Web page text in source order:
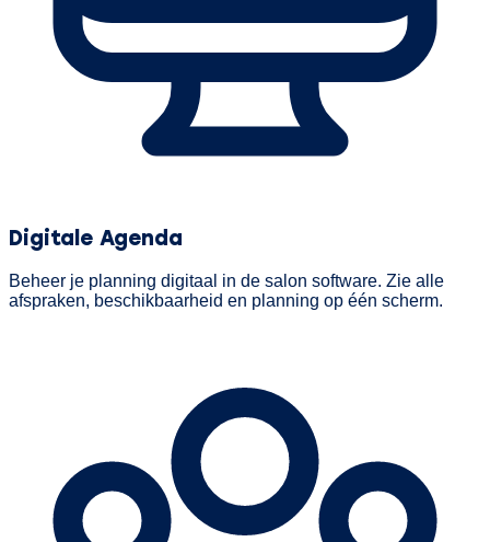
Digitale Agenda
Beheer je planning digitaal in de salon software. Zie alle
afspraken, beschikbaarheid en planning op één scherm.